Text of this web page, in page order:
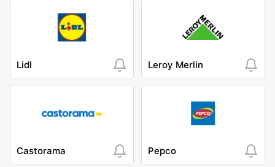
Lidl Leroy Merlin
Castorama Pepco